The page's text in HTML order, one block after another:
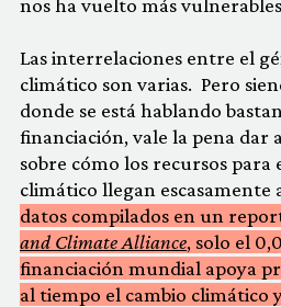
Las interrelaciones entre el
climático son varias. Pero
donde se está hablando
financiación, vale la pena dar
sobre cómo los recursos
climático llegan escasamente
datos compilados en un
and Climate Alliance, solo el
financiación mundial apoya
al tiempo el cambio climático